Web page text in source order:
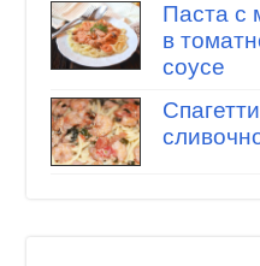
Паста с
в
соусе